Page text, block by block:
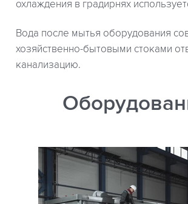
охлаждения в градирнях
Вода после мытья оборудования
хозяйственно-бытовыми стоками
канализацию.